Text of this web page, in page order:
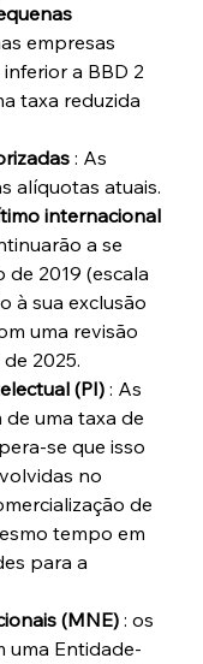
empresas
a BBD 2
taxa reduzida
: As
alíquotas atuais.
internacional
a se
2019 (escala
à sua exclusão
uma revisão
2025.
(PI) : As
uma taxa de
se que isso
no
de
tempo em
para a
(MNE) : os
uma Entidade-